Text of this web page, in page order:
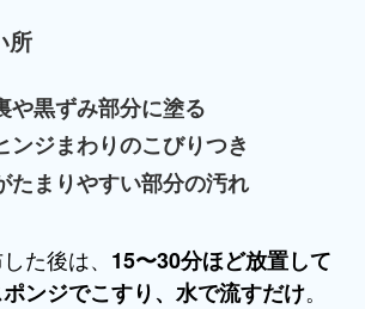
所
や黒ずみ部分に塗る
ンジまわりのこびりつき
たまりやすい部分の汚れ
た後は、 15〜30分ほど放置して
ンジでこすり、水で流すだけ。